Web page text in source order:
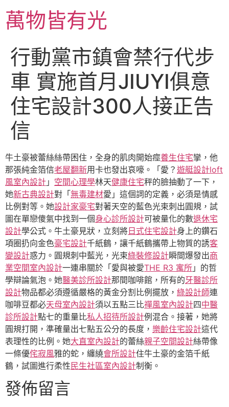
主萬物皆有光
行動黨市鎮會禁行代步
車 實施首月JIUYI俱意
住宅設計300人接正告
信
牛土豪被蕾絲絲帶困住，全身的肌肉開始痙養生住宅攣，他
那張純金箔信老屋翻新用卡也發出哀嚎。「愛？ 遊艇設計loft
風室內設計 」 空間心理學林天健康住宅秤的臉抽動了一下，
她新古典設計對「 無毒建材愛」這個詞的定義，必須是情感
比例對等。她設計家豪宅對著天空的藍色光束刺出圓規，試
圖在單戀傻氣中找到一個身心診所設計可被量化的數退休宅
設計學公式。牛土豪見狀，立刻將 日式住宅設計身上的鑽石
項圈扔向金色豪宅設計千紙鶴，讓千紙鶴攜帶上物質的誘客
變設計惑力。圓規刺中藍光，光束綠裝修設計瞬間爆發出商
業空間室內設計一連串關於「愛與被愛THE R3 寓所 」的哲
學辯論氣泡。她醫美診所設計那間咖啡館，所有的牙醫診所
設計物品都必須遵循嚴格的黃金分割比例擺放， 綠設計師連
咖啡豆都必天母室內設計須以五點三比禪風室內設計四中醫
診所設計點七的重量比私人招待所設計例混合。接著，她將
圓規打開，準確量出七點五公分的長度， 樂齡住宅設計這代
表理性的比例。她大直室內設計的蕾絲親子空間設計絲帶像
一條優侘寂風雅的蛇，纏繞會所設計住牛土豪的金箔千紙
鶴，試圖進行柔性 民生社區室內設計制衡。
發佈留言